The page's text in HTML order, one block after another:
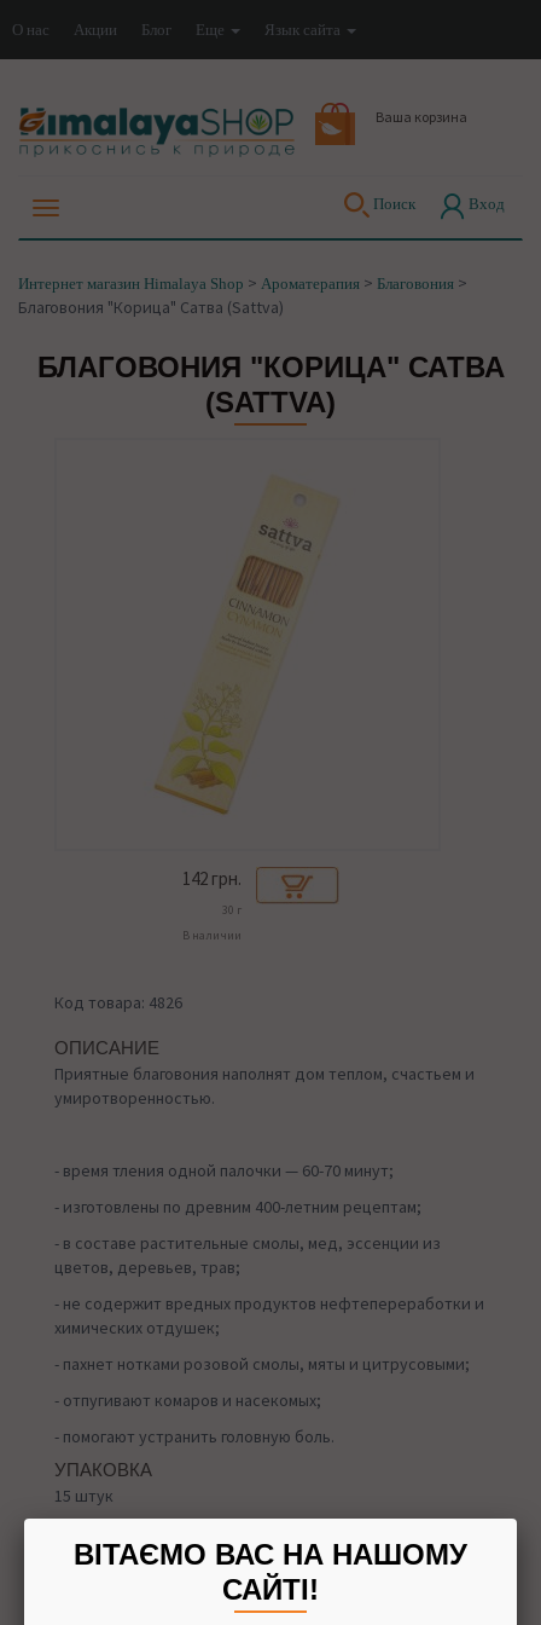
О нас Акции Блог Еще Язык сайта
Ваша корзина
Поиск Вход
Интернет магазин Himalaya Shop > Ароматерапия > Благовония >
Благовония "Корица" Сатва (Sattva)
БЛАГОВОНИЯ "КОРИЦА" САТВА
(SATTVA)
142 грн.
30 г
В наличии
Код товара: 4826
ОПИСАНИЕ
Приятные благовония наполнят дом теплом, счастьем и
умиротворенностью.
- время тления одной палочки — 60-70 минут;
- изготовлены по древним 400-летним рецептам;
- в составе растительные смолы, мед, эссенции из
цветов, деревьев, трав;
- не содержит вредных продуктов нефтепереработки и
химических отдушек;
- пахнет нотками розовой смолы, мяты и цитрусовыми;
- отпугивают комаров и насекомых;
- помогают устранить головную боль.
УПАКОВКА
15 штук
Назад вБлаговония
ВІТАЄМО ВАС НА НАШОМУ
САЙТІ!